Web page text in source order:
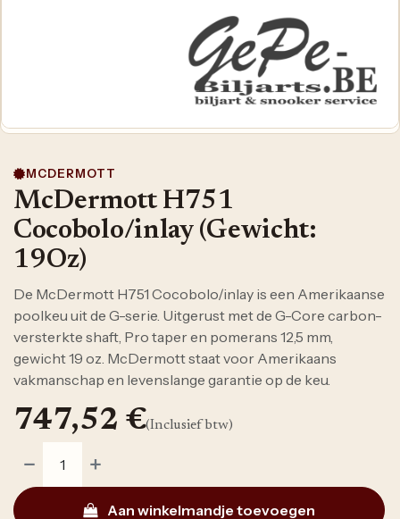
MCDERMOTT
McDermott H751
Cocobolo/inlay (Gewicht:
19Oz)
De McDermott H751 Cocobolo/inlay is een Amerikaanse
poolkeu uit de G-serie. Uitgerust met de G-Core carbon-
versterkte shaft, Pro taper en pomerans 12,5 mm,
gewicht 19 oz. McDermott staat voor Amerikaans
vakmanschap en levenslange garantie op de keu.
Aan winkelmandje toevoegen
747,52 €(Inclusief btw)